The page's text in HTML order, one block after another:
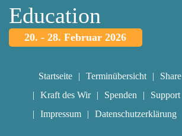
Education
20. - 28. Februar 2026
Startseite Terminübersicht Share
Kraft des Wir
Spenden Support
Impressum
Datenschutzerklärung